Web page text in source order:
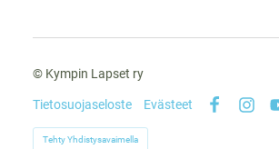
© Kympin Lapset ry
Tietosuojaseloste
Evästeet
Tehty Yhdistysavaimella